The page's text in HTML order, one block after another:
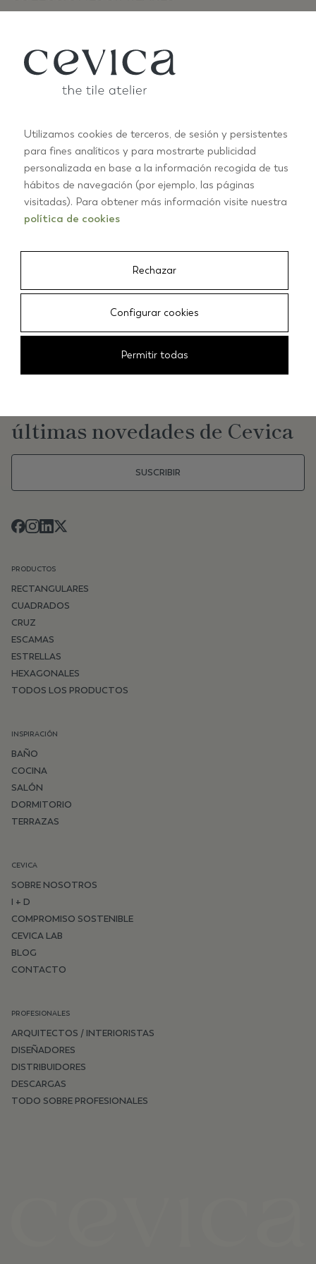
ANTIC SPECIAL
01/03
últimas novedades de Cevica
SUSCRIBIR
PRODUCTOS
RECTANGULARES
CUADRADOS
CRUZ
ESCAMAS
ESTRELLAS
HEXAGONALES
TODOS LOS PRODUCTOS
INSPIRACIÓN
BAÑO
COCINA
SALÓN
DORMITORIO
TERRAZAS
CEVICA
SOBRE NOSOTROS
I + D
COMPROMISO SOSTENIBLE
CEVICA LAB
BLOG
CONTACTO
PROFESIONALES
ARQUITECTOS / INTERIORISTAS
DISEÑADORES
DISTRIBUIDORES
DESCARGAS
TODO SOBRE PROFESIONALES
Utilizamos cookies de terceros, de sesión y persistentes
para fines analíticos y para mostrarte publicidad
personalizada en base a la información recogida de tus
hábitos de navegación (por ejemplo, las páginas
visitadas). Para obtener más información visite nuestra
política de cookies
Rechazar
Configurar cookies
Permitir todas